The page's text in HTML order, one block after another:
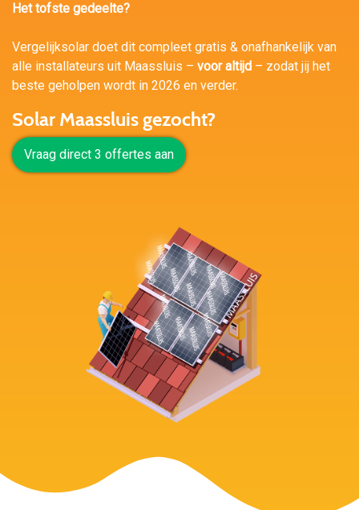
Het tofste gedeelte?
Vergelijksolar doet dit compleet gratis & onafhankelijk van
alle installateurs uit Maassluis – voor altijd – zodat jij het
beste geholpen wordt in 2026 en verder.
Solar Maassluis gezocht?
Vraag direct 3 offertes aan